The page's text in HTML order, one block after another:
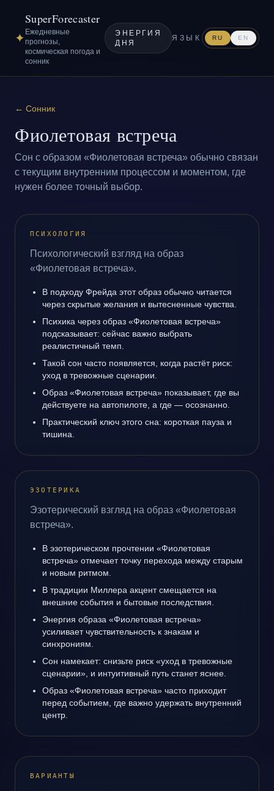
✦
SuperForecaster
Ежедневные
прогнозы,
космическая погода и
сонник
ЭНЕРГИЯ
ДНЯ
ЯЗЫК RU EN
← Сонник
Фиолетовая встреча
Сон с образом «Фиолетовая встреча» обычно связан
с текущим внутренним процессом и моментом, где
нужен более точный выбор.
ПСИХОЛОГИЯ
Психологический взгляд на образ
«Фиолетовая встреча».
В подходу Фрейда этот образ обычно читается
через скрытые желания и вытесненные чувства.
Психика через образ «Фиолетовая встреча»
подсказывает: сейчас важно выбрать
реалистичный темп.
Такой сон часто появляется, когда растёт риск:
уход в тревожные сценарии.
Образ «Фиолетовая встреча» показывает, где вы
действуете на автопилоте, а где — осознанно.
Практический ключ этого сна: короткая пауза и
тишина.
ЭЗОТЕРИКА
Эзотерический взгляд на образ «Фиолетовая
встреча».
В эзотерическом прочтении «Фиолетовая
встреча» отмечает точку перехода между старым
и новым ритмом.
В традиции Миллера акцент смещается на
внешние события и бытовые последствия.
Энергия образа «Фиолетовая встреча»
усиливает чувствительность к знакам и
синхрониям.
Сон намекает: снизьте риск «уход в тревожные
сценарии», и интуитивный путь станет яснее.
Образ «Фиолетовая встреча» часто приходит
перед событием, где важно удержать внутренний
центр.
ВАРИАНТЫ